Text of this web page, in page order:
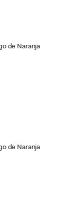
de Naranja
de Naranja